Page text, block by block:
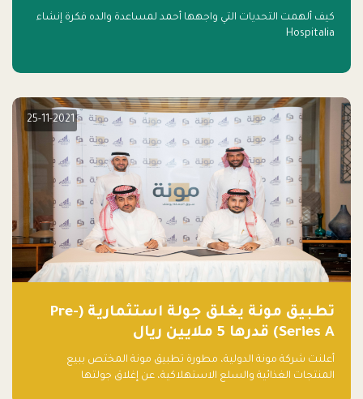
كيف ألهمت التحديات التي واجهها أحمد لمساعدة والده فكرة إنشاء
Hospitalia
25-11-2021
تطبيق مونة يغلق جولة استثمارية (Pre-
Series A) قدرها 5 ملايين ريال
أعلنت شركة مونة الدولية، مطورة تطبيق مونة المختص ببيع
المنتجات الغذائية والسلع الاستهلاكية، عن إغلاق جولتها